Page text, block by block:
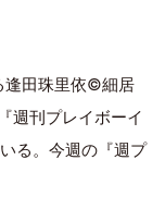
逢田珠里依©細居
週刊プレイボーイ
る。今週の『週プ